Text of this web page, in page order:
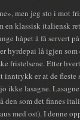
men jeg sto i mot
klassisk italiensk
håpet å få servert
hyrdepai lå igjen
fristelsene. Etter
er at de fleste
ikke lasagne.
som det finnes
med ost). I denne